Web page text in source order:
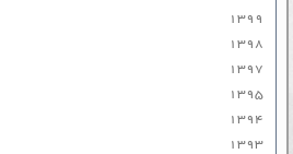
۱۳۹۹
۱۳۹۸
۱۳۹۷
۱۳۹۵
۱۳۹۴
۱۳۹۳